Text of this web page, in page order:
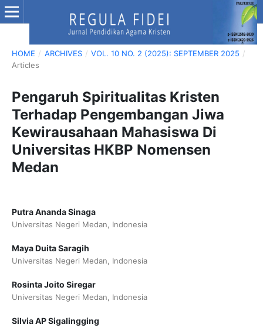
HOME / ARCHIVES / VOL. 10 NO. 2 (2025): SEPTEMBER 2025 /
Articles
Pengaruh Spiritualitas Kristen
Terhadap Pengembangan Jiwa
Kewirausahaan Mahasiswa Di
Universitas HKBP Nomensen
Medan
Putra Ananda Sinaga
Universitas Negeri Medan, Indonesia
Maya Duita Saragih
Universitas Negeri Medan, Indonesia
Rosinta Joito Siregar
Universitas Negeri Medan, Indonesia
Silvia AP Sigalingging